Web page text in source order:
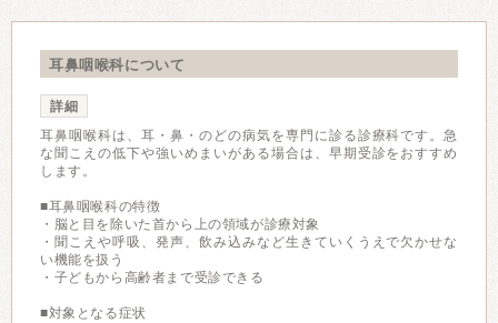
耳鼻咽喉科について
詳細
耳鼻咽喉科は、耳・鼻・のどの病気を専門に診る診療科です。急
な聞こえの低下や強いめまいがある場合は、早期受診をおすすめ
します。
■耳鼻咽喉科の特徴
・脳と目を除いた首から上の領域が診療対象
・聞こえや呼吸、発声、飲み込みなど生きていくうえで欠かせな
い機能を扱う
・子どもから高齢者まで受診できる
■対象となる症状